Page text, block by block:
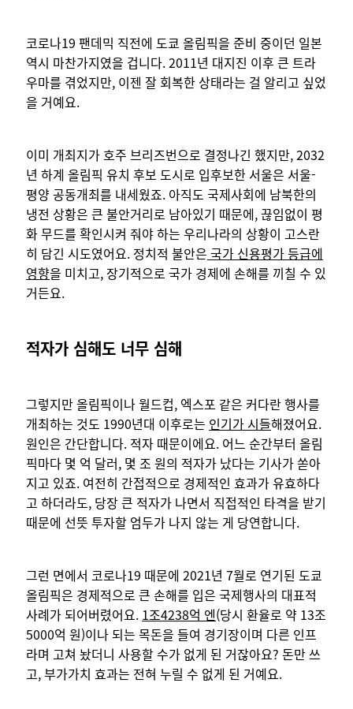
코로나19 팬데믹 직전에 도쿄 올림픽을 준비 중이던 일본
역시 마찬가지였을 겁니다. 2011년 대지진 이후 큰 트라
우마를 겪었지만, 이젠 잘 회복한 상태라는 걸 알리고 싶었
을 거예요.
이미 개최지가 호주 브리즈번으로 결정나긴 했지만, 2032
년 하계 올림픽 유치 후보 도시로 입후보한 서울은 서울-
평양 공동개최를 내세웠죠. 아직도 국제사회에 남북한의
냉전 상황은 큰 불안거리로 남아있기 때문에, 끊임없이 평
화 무드를 확인시켜 줘야 하는 우리나라의 상황이 고스란
히 담긴 시도였어요. 정치적 불안은 국가 신용평가 등급에
영향을 미치고, 장기적으로 국가 경제에 손해를 끼칠 수 있
거든요.
적자가 심해도 너무 심해
그렇지만 올림픽이나 월드컵, 엑스포 같은 커다란 행사를
개최하는 것도 1990년대 이후로는 인기가 시들해졌어요.
원인은 간단합니다. 적자 때문이에요. 어느 순간부터 올림
픽마다 몇 억 달러, 몇 조 원의 적자가 났다는 기사가 쏟아
지고 있죠. 여전히 간접적으로 경제적인 효과가 유효하다
고 하더라도, 당장 큰 적자가 나면서 직접적인 타격을 받기
때문에 선뜻 투자할 엄두가 나지 않는 게 당연합니다.
그런 면에서 코로나19 때문에 2021년 7월로 연기된 도쿄
올림픽은 경제적으로 큰 손해를 입은 국제행사의 대표적
사례가 되어버렸어요. 1조4238억 엔(당시 환율로 약 13조
5000억 원)이나 되는 목돈을 들여 경기장이며 다른 인프
라며 고쳐 놨더니 사용할 수가 없게 된 거잖아요? 돈만 쓰
고, 부가가치 효과는 전혀 누릴 수 없게 된 거예요.